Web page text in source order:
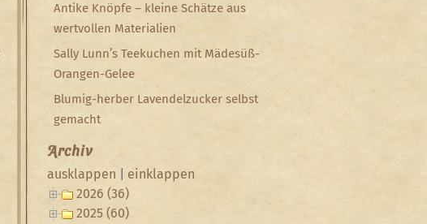
Antike Knöpfe – kleine Schätze aus
wertvollen Materialien
Sally Lunn’s Teekuchen mit Mädesüß-
Orangen-Gelee
Blumig-herber Lavendelzucker selbst
gemacht
Archiv
ausklappen
einklappen
2026 (36)
2025 (60)